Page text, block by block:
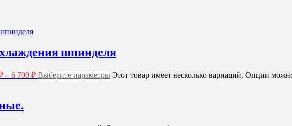
шпинделя
– 6 700 ₽ Выберите параметры Этот товар имеет несколько вариаций. Опции